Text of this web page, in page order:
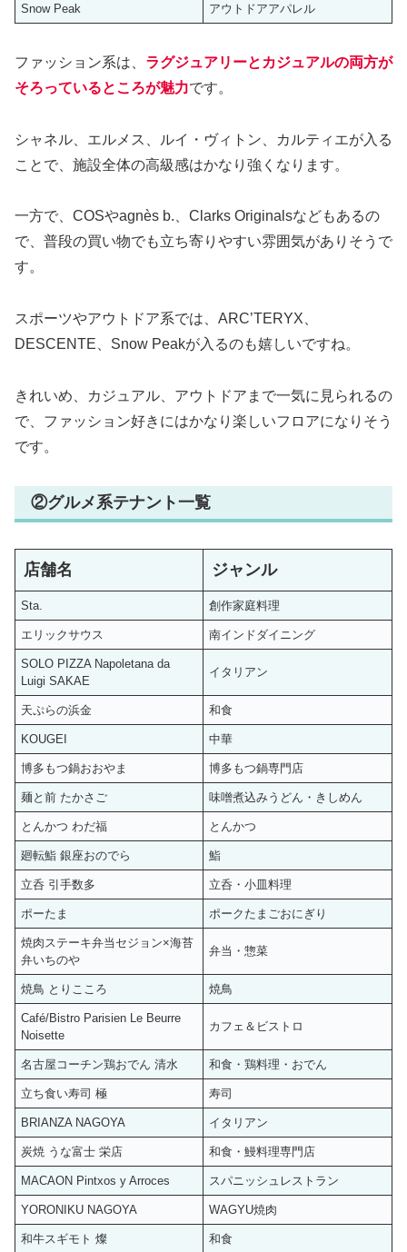
Snow Peak アウトドアアパレル
ファッション系は、 ラグジュアリーとカジュアルの両方が
そろっているところが魅力です。
シャネル、エルメス、ルイ・ヴィトン、カルティエが入る
ことで、施設全体の高級感はかなり強くなります。
一方で、COSやagnès b.、Clarks Originalsなどもあるの
で、普段の買い物でも立ち寄りやすい雰囲気がありそうで
す。
スポーツやアウトドア系では、ARC’TERYX、
DESCENTE、Snow Peakが入るのも嬉しいですね。
きれいめ、カジュアル、アウトドアまで一気に見られるの
で、ファッション好きにはかなり楽しいフロアになりそう
です。
②グルメ系テナント一覧
店舗名 ジャンル
Sta. 創作家庭料理
エリックサウス 南インドダイニング
SOLO PIZZA Napoletana da
Luigi SAKAE
イタリアン
天ぷらの浜金 和食
KOUGEI 中華
博多もつ鍋おおやま 博多もつ鍋専門店
麺と前 たかさご 味噌煮込みうどん・きしめん
とんかつ わだ福 とんかつ
廻転鮨 銀座おのでら 鮨
立呑 引手数多 立呑・小皿料理
ポーたま ポークたまごおにぎり
焼肉ステーキ弁当セジョン×海苔
弁いちのや
弁当・惣菜
焼鳥 とりこころ 焼鳥
Café/Bistro Parisien Le Beurre
Noisette
カフェ＆ビストロ
名古屋コーチン鶏おでん 清水 和食・鶏料理・おでん
立ち食い寿司 極 寿司
BRIANZA NAGOYA イタリアン
炭焼 うな富士 栄店 和食・鰻料理専門店
MACAON Pintxos y Arroces スパニッシュレストラン
YORONIKU NAGOYA WAGYU焼肉
和牛スギモト 燦 和食